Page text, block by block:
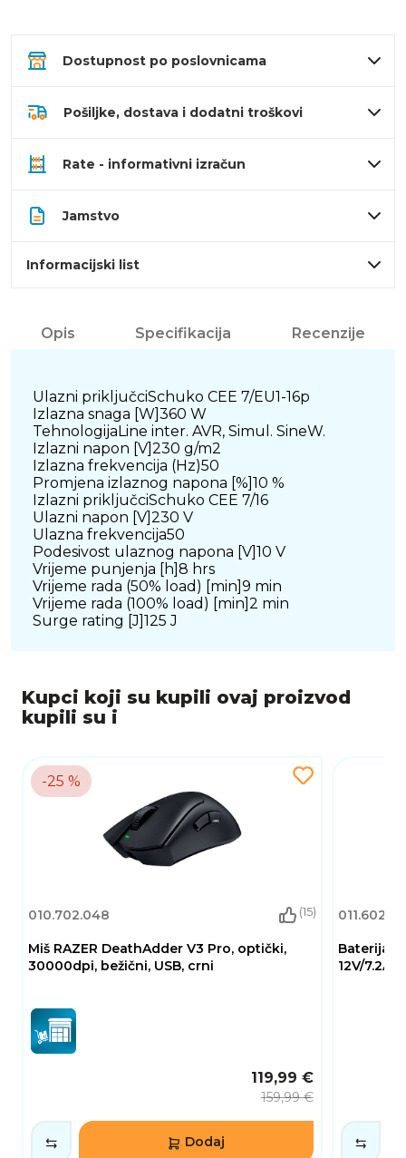
Dostupnost po poslovnicama
Pošiljke, dostava i dodatni troškovi
Rate - informativni izračun
Jamstvo
Informacijski list
Opis Specifikacija Recenzije
Ulazni priključciSchuko CEE 7/EU1-16p
Izlazna snaga [W]360 W
TehnologijaLine inter. AVR, Simul. SineW.
Izlazni napon [V]230 g/m2
Izlazna frekvencija (Hz)50
Promjena izlaznog napona [%]10 %
Izlazni priključciSchuko CEE 7/16
Ulazni napon [V]230 V
Ulazna frekvencija50
Podesivost ulaznog napona [V]10 V
Vrijeme punjenja [h]8 hrs
Vrijeme rada (50% load) [min]9 min
Vrijeme rada (100% load) [min]2 min
Surge rating [J]125 J
Kupci koji su kupili ovaj proizvod
kupili su i
-25 %
010.702.048 (15)
Miš RAZER DeathAdder V3 Pro, optički,
30000dpi, bežični, USB, crni
119,99 €
159,99 €
Dodaj
Baterija
12V/7.2Ah